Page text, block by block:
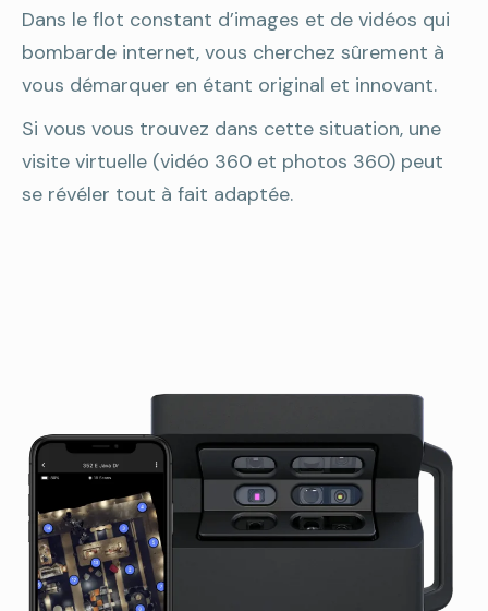
Dans le flot constant d’images et de vidéos qui
bombarde internet, vous cherchez sûrement à
vous démarquer en étant original et innovant.
Si vous vous trouvez dans cette situation, une
visite virtuelle (vidéo 360 et photos 360) peut
se révéler tout à fait adaptée.